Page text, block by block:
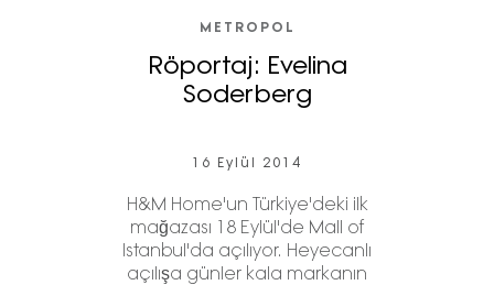
METROPOL
Röportaj: Evelina
Soderberg
16 Eylül 2014
H&M Home'un Türkiye'deki ilk
mağazası 18 Eylül'de Mall of
Istanbul'da açılıyor. Heyecanlı
açılışa günler kala markanın